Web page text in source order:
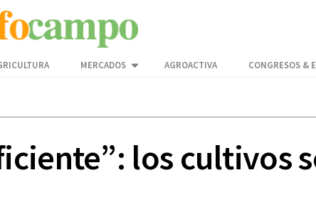
MERCADOS AGROACTIVA CONGRESOS &
los cultivos